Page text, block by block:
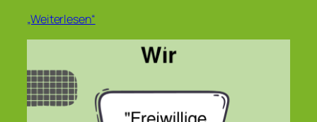
„Weiterlesen“